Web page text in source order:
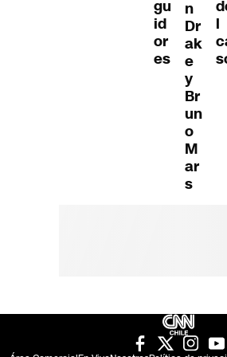
gu
id
or
es
n
Dr
ak
e
y
Br
un
o
M
ar
s
l